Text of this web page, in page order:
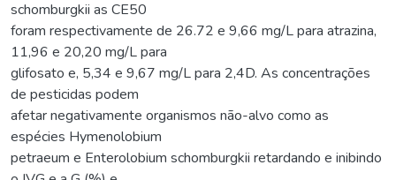
schomburgkii as CE50
foram respectivamente de 26.72 e 9,66 mg/L para atrazina,
11,96 e 20,20 mg/L para
glifosato e, 5,34 e 9,67 mg/L para 2,4D. As concentrações
de pesticidas podem
afetar negativamente organismos não-alvo como as
espécies Hymenolobium
petraeum e Enterolobium schomburgkii retardando e inibindo